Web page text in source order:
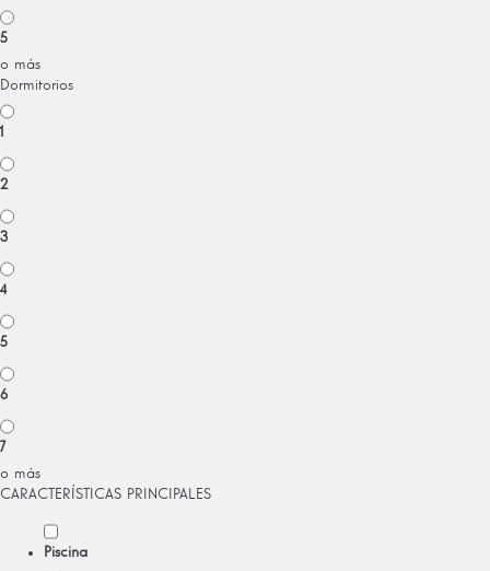
5
o más
Dormitorios
1
2
3
4
5
6
7
o más
CARACTERÍSTICAS PRINCIPALES
Piscina